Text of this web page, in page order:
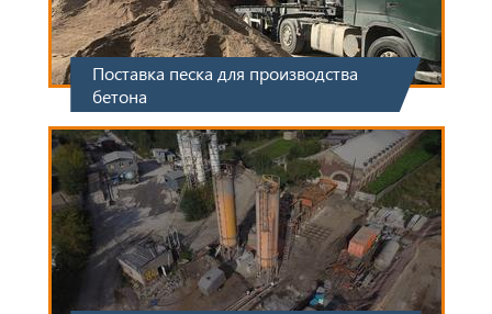
Поставка песка для производства
бетона